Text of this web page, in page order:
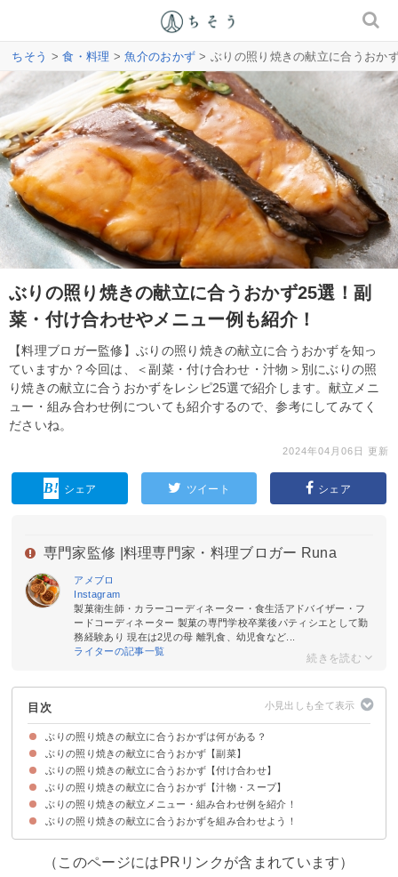
ちそう >食・料理 >魚介のおかず > ぶりの照り焼きの献立に合うおか
ぶりの照り焼きの献立に合うおかず25選！副
菜・付け合わせやメニュー例も紹介！
【料理ブロガー監修】ぶりの照り焼きの献立に合うおかずを知っ
ていますか？今回は、＜副菜・付け合わせ・汁物＞別にぶりの照
り焼きの献立に合うおかずをレシピ25選で紹介します。献立メニ
ュー・組み合わせ例についても紹介するので、参考にしてみてく
ださいね。
2024年04月06日 更新
シェア ツイート シェア
専門家監修 | 料理専門家・料理ブロガー Runa
アメブロ
Instagram
製菓衛生師・カラーコーディネーター・食生活アドバイザー・フ
ードコーディネーター 製菓の専門学校卒業後パティシエとして勤
務経験あり 現在は2児の母 離乳食、幼児食など...
ライターの記事一覧
目次
ぶりの照り焼きの献立に合うおかずは何がある？
ぶりの照り焼きの献立に合うおかず【副菜】
①ささみの大葉チーズ焼き
②豚しゃぶサラダ
③ちくわの磯部揚げ
④アスパラベーコン巻き
⑤揚げ出し豆腐
⑥鶏ひき肉と豆腐のつくね
ぶりの照り焼きの献立に合うおかず【付け合わせ】
①ほうれん草のおひたし
②焼きねぎ
③キャベツとわかめのナムル風サラダ
④なすの焼き浸し
⑤小松菜の胡麻和え
⑥大根もち
⑦ピーマンのツナ和え
⑧ベイクドポテト
⑨コールスローサラダ
⑩みょうがの甘酢漬け
⑪ひじきの煮物
⑫もやしのナムル
⑬長芋ときゅうりの梅ポン酢サラダ
⑭アボカドのポン酢漬け
ぶりの照り焼きの献立に合うおかず【汁物・スープ】
①豚汁
②肉団子のスープ
③けんちん汁
④水餃子のスープ
⑤かきたま汁
ぶりの照り焼きの献立メニュー・組み合わせ例を紹介！
献立メニュー①
献立メニュー②
献立メニュー③
ぶりの照り焼きの献立に合うおかずを組み合わせよう！
（このページにはPRリンクが含まれています）